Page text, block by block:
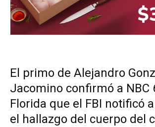
El primo de Alejandro
Jacomino confirmó a NBC
Florida que el FBI notificó
el hallazgo del cuerpo del